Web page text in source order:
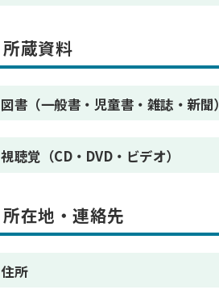
所蔵資料
図書（一般書・児童書・雑誌・新聞）
視聴覚（CD・DVD・ビデオ）
所在地・連絡先
住所